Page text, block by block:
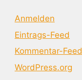
Anmelden
Eintrags-Feed
Kommentar-Feed
WordPress.org